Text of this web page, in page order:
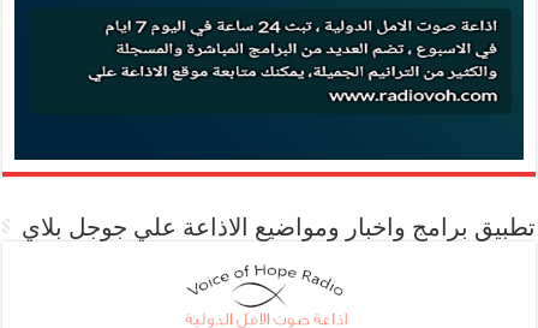
تطبيق برامج واخبار ومواضيع الاذاعة علي جوجل بلاي